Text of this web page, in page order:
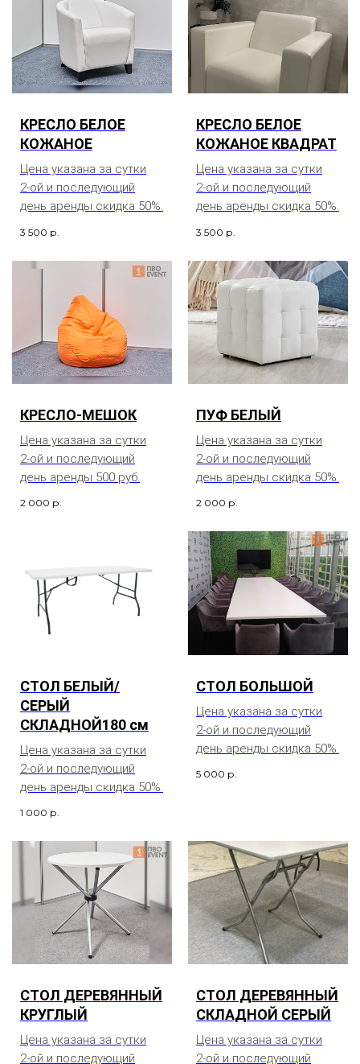
КРЕСЛО БЕЛОЕ
КОЖАНОЕ
Цена указана за сутки
2-ой и последующий
день аренды скидка 50%.
3 500 р.
КРЕСЛО БЕЛОЕ
КОЖАНОЕ КВАДРАТ
Цена указана за сутки
2-ой и последующий
день аренды скидка 50%.
3 500 р.
КРЕСЛО-МЕШОК
Цена указана за сутки
2-ой и последующий
день аренды 500 руб.
2 000 р.
ПУФ БЕЛЫЙ
Цена указана за сутки
2-ой и последующий
день аренды скидка 50%.
2 000 р.
СТОЛ БЕЛЫЙ/
СЕРЫЙ
СКЛАДНОЙ180 см
Цена указана за сутки
2-ой и последующий
день аренды скидка 50%.
1 000 р.
СТОЛ БОЛЬШОЙ
Цена указана за сутки
2-ой и последующий
день аренды скидка 50%.
5 000 р.
СТОЛ ДЕРЕВЯННЫЙ
КРУГЛЫЙ
Цена указана за сутки
2-ой и последующий
СТОЛ ДЕРЕВЯННЫЙ
СКЛАДНОЙ СЕРЫЙ
Цена указана за сутки
2-ой и последующий